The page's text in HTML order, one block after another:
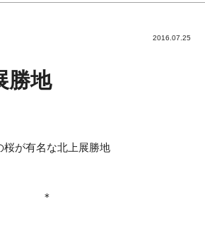
2016.07.25
勝地
桜が有名な北上展勝地
＊